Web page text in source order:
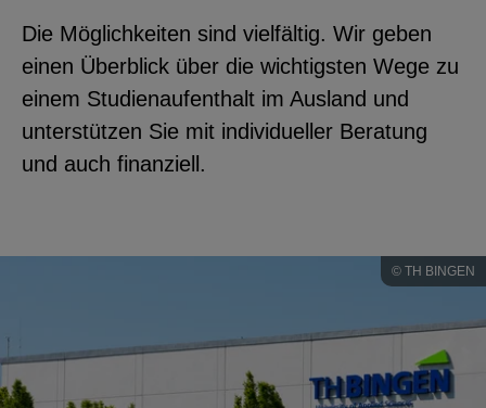
Die Möglichkeiten sind vielfältig. Wir geben
einen Überblick über die wichtigsten Wege zu
einem Studienaufenthalt im Ausland und
unterstützen Sie mit individueller Beratung
und auch finanziell.
© TH BINGEN